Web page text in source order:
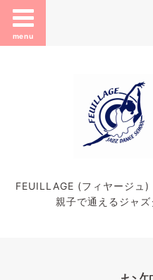
menu
FEUILLAGE (フィヤージュ)
親子で通えるジャ